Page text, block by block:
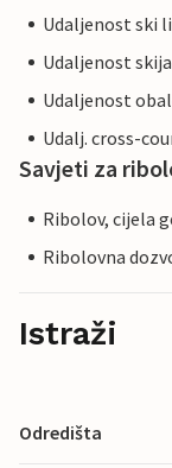
Udaljenost ski
Udaljenost
Udaljenost
Udalj. cross-
Savjeti za
Ribolov, cijela
Ribolovna
Istraži
Odredišta